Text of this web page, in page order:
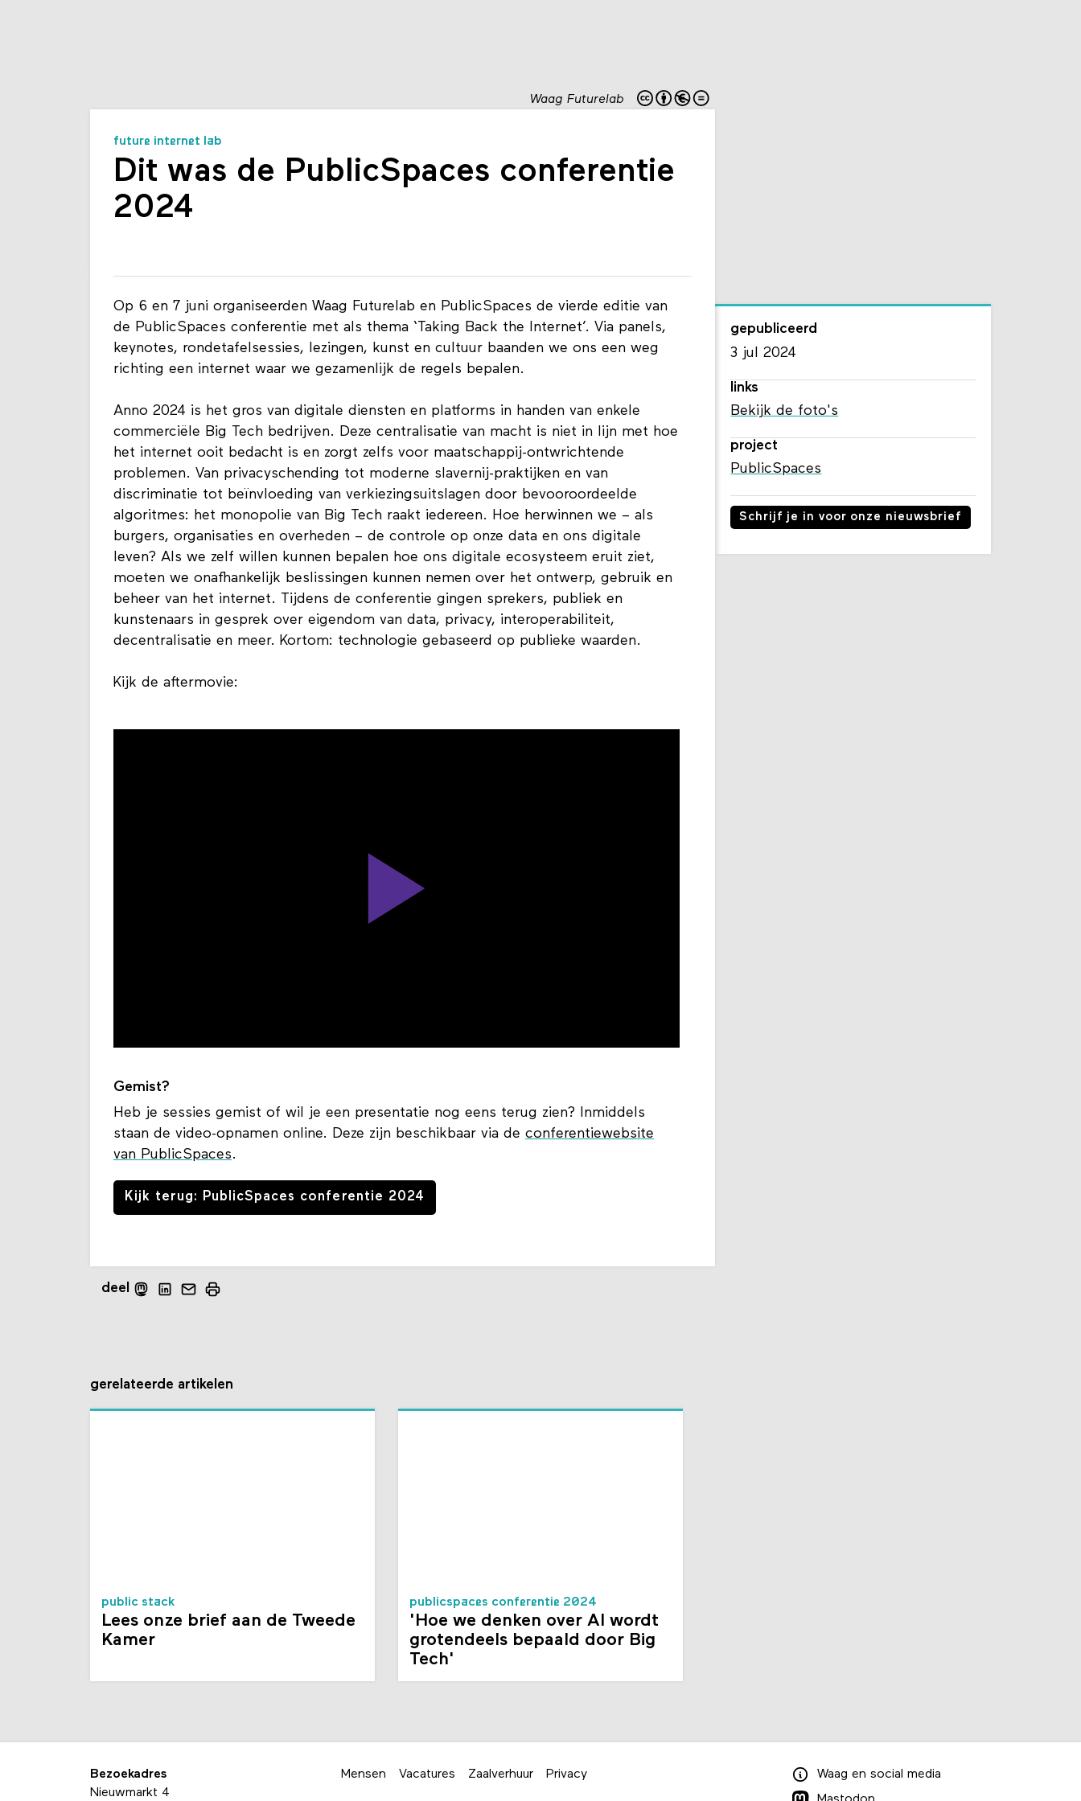
Waag Futurelab
future internet lab
Dit was de PublicSpaces conferentie
2024
Op 6 en 7 juni organiseerden Waag Futurelab en PublicSpaces de vierde editie van
de PublicSpaces conferentie met als thema ‘Taking Back the Internet’. Via panels,
keynotes, rondetafelsessies, lezingen, kunst en cultuur baanden we ons een weg
richting een internet waar we gezamenlijk de regels bepalen.
Anno 2024 is het gros van digitale diensten en platforms in handen van enkele
commerciële Big Tech bedrijven. Deze centralisatie van macht is niet in lijn met hoe
het internet ooit bedacht is en zorgt zelfs voor maatschappij-ontwrichtende
problemen. Van privacyschending tot moderne slavernij-praktijken en van
discriminatie tot beïnvloeding van verkiezingsuitslagen door bevooroordeelde
algoritmes: het monopolie van Big Tech raakt iedereen. Hoe herwinnen we – als
burgers, organisaties en overheden – de controle op onze data en ons digitale
leven? Als we zelf willen kunnen bepalen hoe ons digitale ecosysteem eruit ziet,
moeten we onafhankelijk beslissingen kunnen nemen over het ontwerp, gebruik en
beheer van het internet. Tijdens de conferentie gingen sprekers, publiek en
kunstenaars in gesprek over eigendom van data, privacy, interoperabiliteit,
decentralisatie en meer. Kortom: technologie gebaseerd op publieke waarden.
Kijk de aftermovie:
Gemist?
Heb je sessies gemist of wil je een presentatie nog eens terug zien? Inmiddels
staan de video-opnamen online. Deze zijn beschikbaar via de conferentiewebsite
van PublicSpaces.
Kijk terug: PublicSpaces conferentie 2024
gepubliceerd
3 jul 2024
links
Bekijk de foto's
project
PublicSpaces
Schrijf je in voor onze nieuwsbrief
deel
gerelateerde artikelen
public stack
Lees onze brief aan de Tweede
Kamer
publicspaces conferentie 2024
'Hoe we denken over AI wordt
grotendeels bepaald door Big
Tech'
Bezoekadres
Nieuwmarkt 4
Mensen Vacatures Zaalverhuur Privacy Waag en social media